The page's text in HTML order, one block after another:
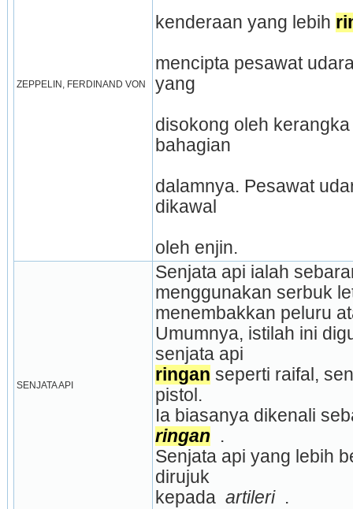
ZEPPELIN, FERDINAND VON
kenderaan yang lebih
mencipta pesawat
yang
disokong oleh
bahagian
dalamnya. Pesawat
dikawal
oleh enjin.
SENJATA API
Senjata api ialah
menggunakan serbuk
menembakkan peluru
Umumnya, istilah ini
senjata api
ringan seperti raifal,
pistol.
Ia biasanya dikenali
ringan .
Senjata api yang lebih
dirujuk
kepada artileri .